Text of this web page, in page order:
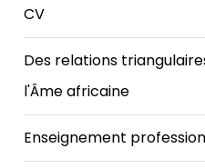
CV
Des relations
l'Âme africaine
Enseignement